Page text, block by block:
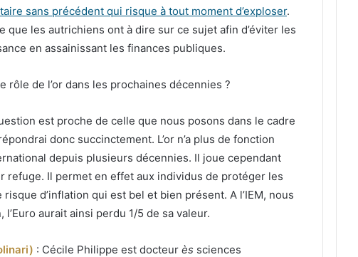
sans précédent qui risque à tout moment d’exploser.
que les autrichiens ont à dire sur ce sujet afin d’éviter les
en assainissant les finances publiques.
rôle de l’or dans les prochaines décennies ?
est proche de celle que nous posons dans le cadre
donc succinctement. L’or n’a plus de fonction
depuis plusieurs décennies. Il joue cependant
refuge. Il permet en effet aux individus de protéger les
d’inflation qui est bel et bien présent. A l’IEM, nous
aurait ainsi perdu 1/5 de sa valeur.
: Cécile Philippe est docteur ès sciences